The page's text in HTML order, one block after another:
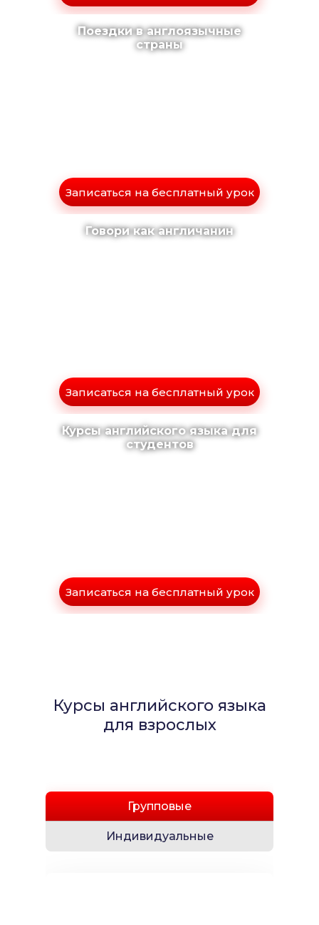
Поездки в англоязычные
страны
Записаться на бесплатный урок
Говори как англичанин
Записаться на бесплатный урок
Курсы английского языка для
студентов
Записаться на бесплатный урок
Курсы английского языка
для взрослых
Групповые
Индивидуальные